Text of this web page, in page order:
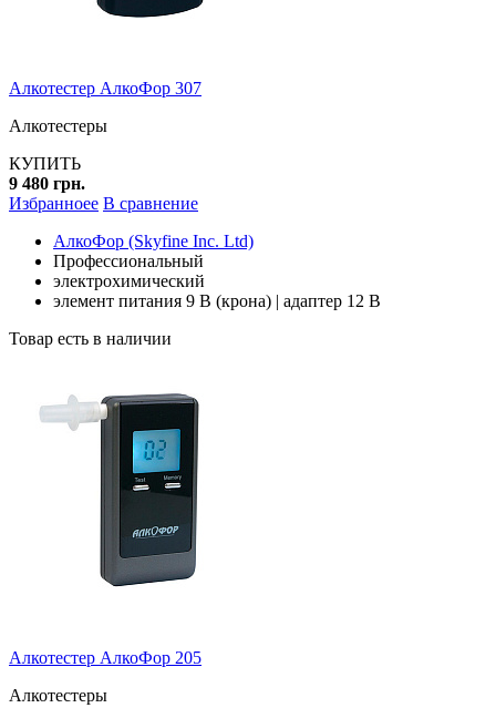
Алкотестер АлкоФор 307
Алкотестеры
КУПИТЬ
9 480 грн.
Избранноее В сравнение
АлкоФор (Skyfine Inc. Ltd)
Профессиональный
электрохимический
элемент питания 9 В (крона) | адаптер 12 В
Товар есть в наличии
Алкотестер АлкоФор 205
Алкотестеры